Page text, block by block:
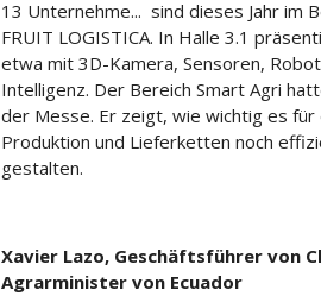
13 Unternehme... sind dieses Jahr im
FRUIT LOGISTICA. In Halle 3.1
etwa mit 3D-Kamera, Sensoren,
Intelligenz. Der Bereich Smart Agri
der Messe. Er zeigt, wie wichtig es für
Produktion und Lieferketten noch
gestalten.
Xavier Lazo, Geschäftsführer von
Agrarminister von Ecuador